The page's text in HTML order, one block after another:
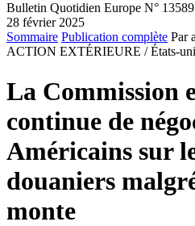
Bulletin Quotidien Europe N° 13589
28 février 2025
Sommaire Publication complète Par
ACTION EXTÉRIEURE / États-
La Commission
continue de
Américains sur
douaniers
monte